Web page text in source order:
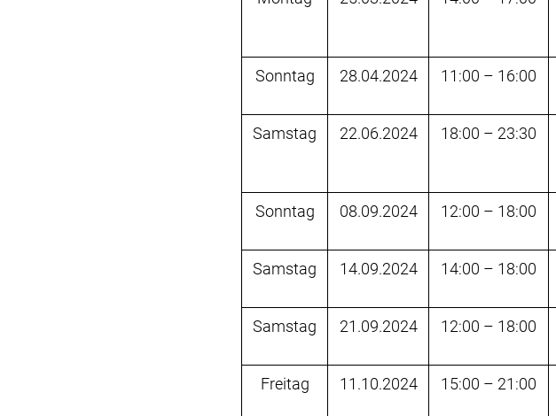
Sonntag
28.04.2024 11:00 – 16:00
Samstag
22.06.2024 18:00 – 23:30
Sonntag
08.09.2024 12:00 – 18:00
Samstag
14.09.2024 14:00 – 18:00
Samstag
21.09.2024 12:00 – 18:00
Freitag
11.10.2024 15:00 – 21:00